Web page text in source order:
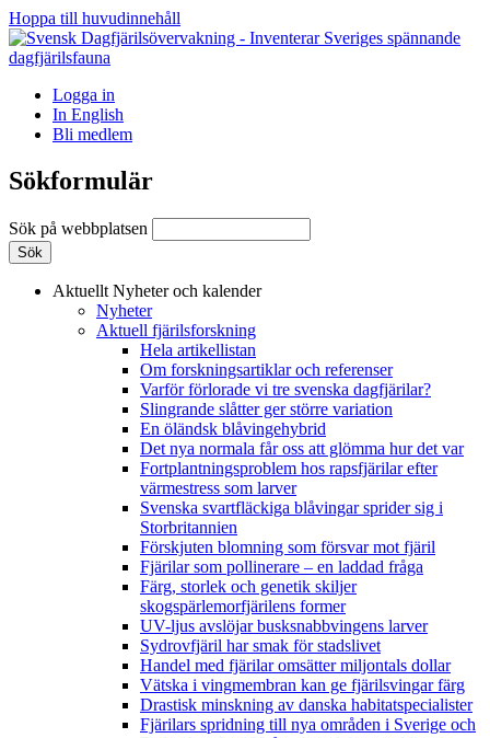
Hoppa till huvudinnehåll
Logga in
In English
Bli medlem
Sökformulär
Sök på webbplatsen
Aktuellt Nyheter och kalender
Nyheter
Aktuell fjärilsforskning
Hela artikellistan
Om forskningsartiklar och referenser
Varför förlorade vi tre svenska dagfjärilar?
Slingrande slåtter ger större variation
En öländsk blåvingehybrid
Det nya normala får oss att glömma hur det var
Fortplantningsproblem hos rapsfjärilar efter
värmestress som larver
Svenska svartfläckiga blåvingar sprider sig i
Storbritannien
Förskjuten blomning som försvar mot fjäril
Fjärilar som pollinerare – en laddad fråga
Färg, storlek och genetik skiljer
skogspärlemorfjärilens former
UV-ljus avslöjar busksnabbvingens larver
Sydrovfjäril har smak för stadslivet
Handel med fjärilar omsätter miljontals dollar
Vätska i vingmembran kan ge fjärilsvingar färg
Drastisk minskning av danska habitatspecialister
Fjärilars spridning till nya områden i Sverige och